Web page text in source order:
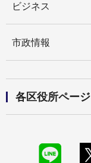
ビジネス
市政情報
各区役所ページ